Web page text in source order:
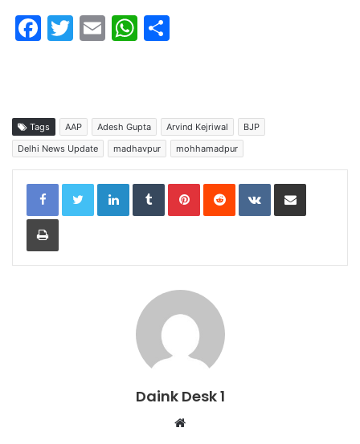
F
b
o
o
k
T
E
W
A
p
p
Tags AAP Adesh Gupta Arvind Kejriwal
BJP
Delhi News Update
madhavpur mohhamadpur
LinkedInTumblrPinterestReddit VKontakteShare via Email
Print
Daink Desk 1
Website